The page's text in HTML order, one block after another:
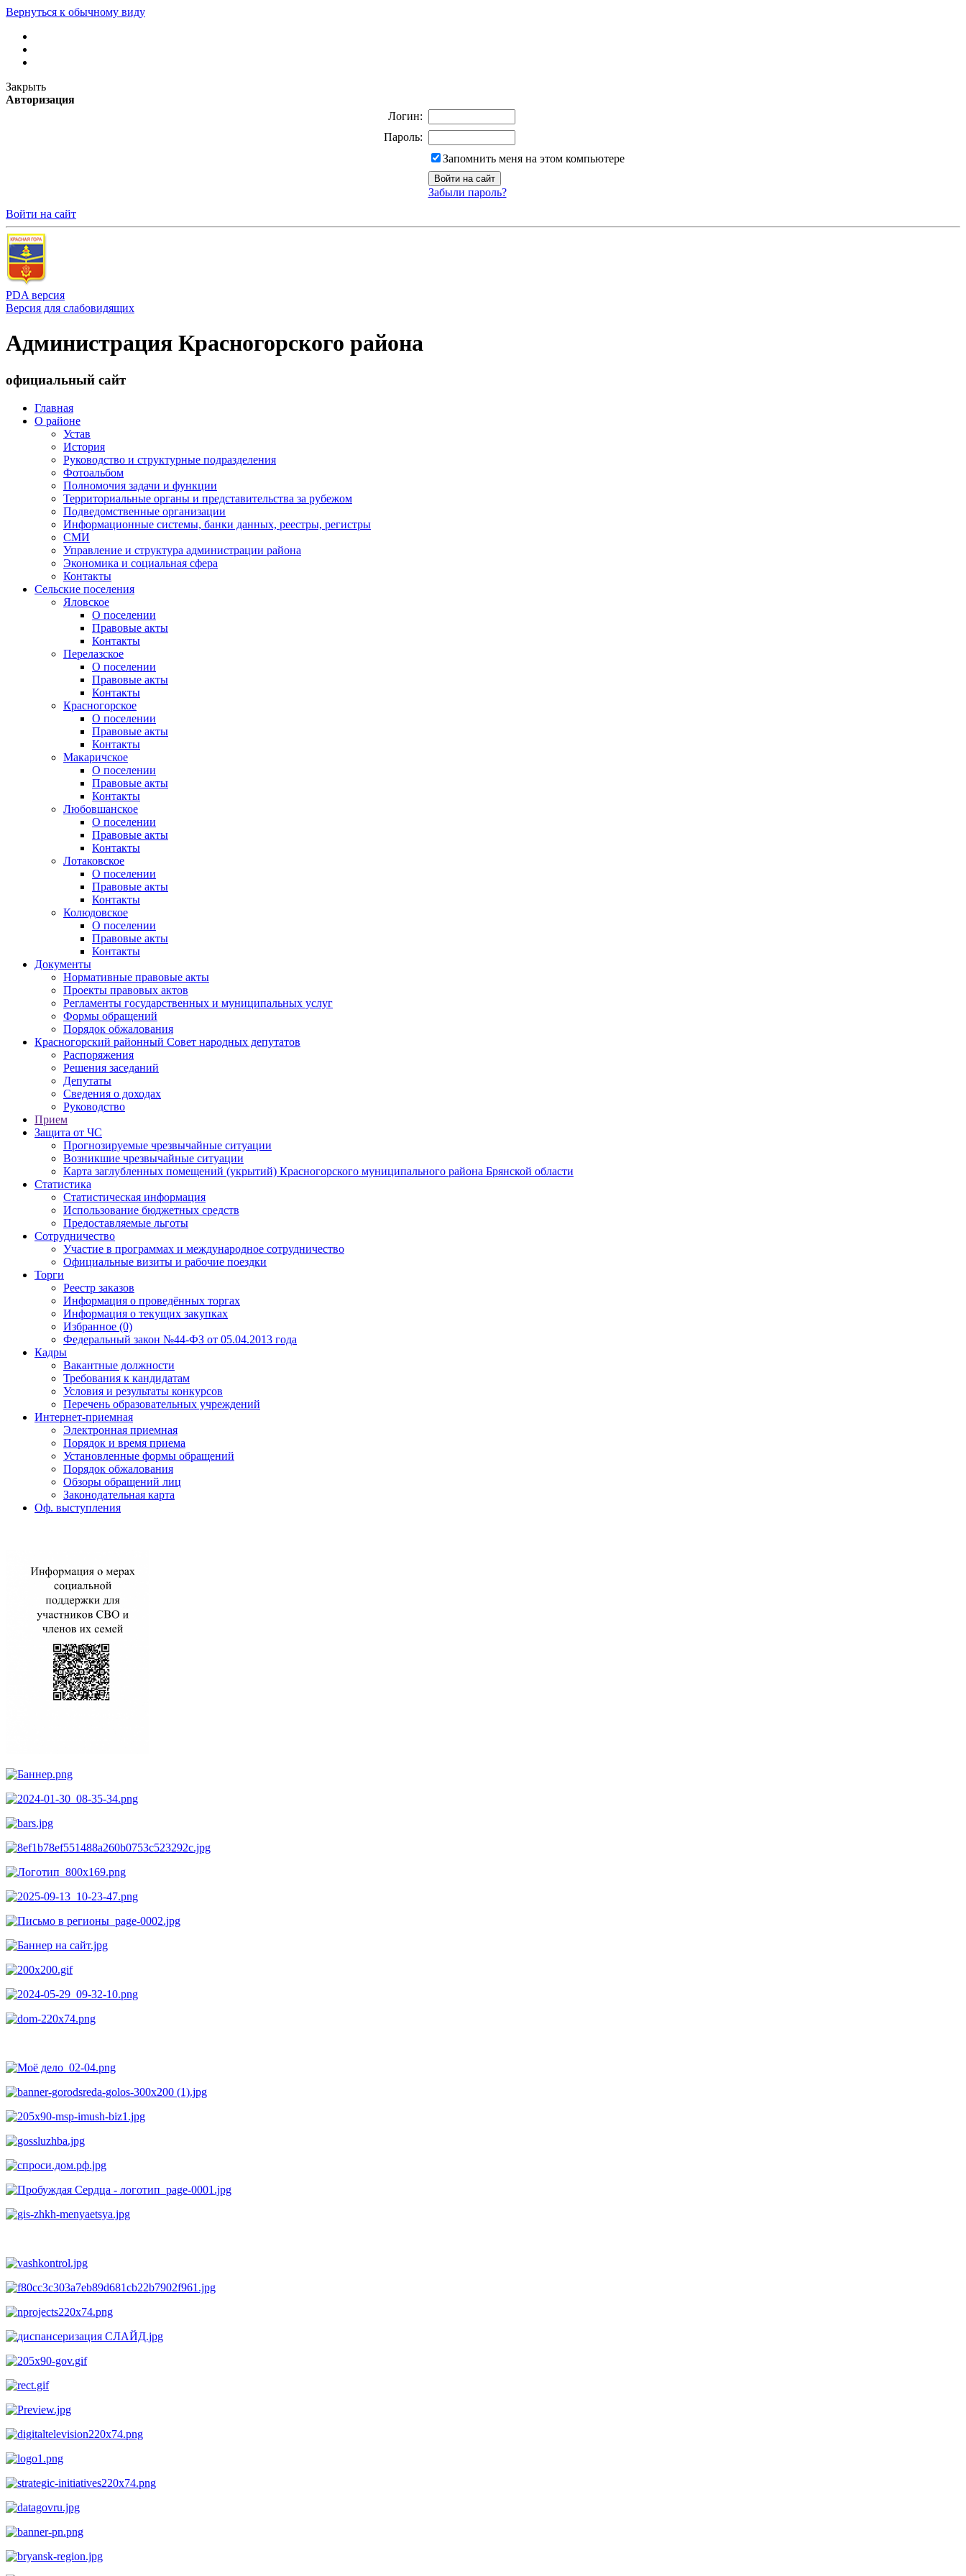
Вернуться к обычному виду
Закрыть
Авторизация
Логин:
Пароль:
Запомнить меня на этом компьютере
Забыли пароль?
Войти на сайт
PDA версия
Версия для слабовидящих
Администрация Красногорского района
официальный сайт
Главная
О районе
Устав
История
Руководство и структурные подразделения
Фотоальбом
Полномочия задачи и функции
Территориальные органы и представительства за рубежом
Подведомственные организации
Информационные системы, банки данных, реестры, регистры
СМИ
Управление и структура администрации района
Экономика и социальная сфера
Контакты
Сельские поселения
Яловское
О поселении
Правовые акты
Контакты
Перелазское
О поселении
Правовые акты
Контакты
Красногорское
О поселении
Правовые акты
Контакты
Макаричское
О поселении
Правовые акты
Контакты
Любовшанское
О поселении
Правовые акты
Контакты
Лотаковское
О поселении
Правовые акты
Контакты
Колюдовское
О поселении
Правовые акты
Контакты
Документы
Нормативные правовые акты
Проекты правовых актов
Регламенты государственных и муниципальных услуг
Формы обращений
Порядок обжалования
Красногорский районный Совет народных депутатов
Распоряжения
Решения заседаний
Депутаты
Сведения о доходах
Руководство
Прием
Защита от ЧС
Прогнозируемые чрезвычайные ситуации
Возникшие чрезвычайные ситуации
Карта заглубленных помещений (укрытий) Красногорского муниципального района Брянской области
Статистика
Статистическая информация
Использование бюджетных средств
Предоставляемые льготы
Сотрудничество
Участие в программах и международное сотрудничество
Официальные визиты и рабочие поездки
Торги
Реестр заказов
Информация о проведённых торгах
Информация о текущих закупках
Избранное (0)
Федеральный закон №44-ФЗ от 05.04.2013 года
Кадры
Вакантные должности
Требования к кандидатам
Условия и результаты конкурсов
Перечень образовательных учреждений
Интернет-приемная
Электронная приемная
Порядок и время приема
Установленные формы обращений
Порядок обжалования
Обзоры обращений лиц
Законодательная карта
Оф. выступления